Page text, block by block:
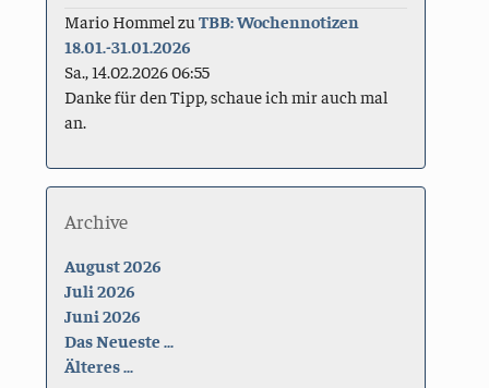
Mario Hommel zuTBB: Wochennotizen
18.01.-31.01.2026
Sa., 14.02.2026 06:55
Danke für den Tipp, schaue ich mir auch mal
an.
Archive
August 2026
Juli 2026
Juni 2026
Das Neueste ...
Älteres ...